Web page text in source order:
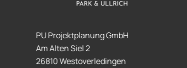
PU Projektplanung GmbH
Am Alten Siel 2
26810 Westoverledingen